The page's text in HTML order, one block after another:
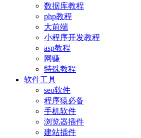
数据库教程
php教程
大前端
小程序开发教程
asp教程
网赚
特殊教程
软件工具
seo软件
程序猿必备
手机软件
浏览器插件
建站插件